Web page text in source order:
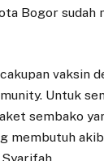
Bogor sudah
vaksin
Untuk
sembako
membutuh